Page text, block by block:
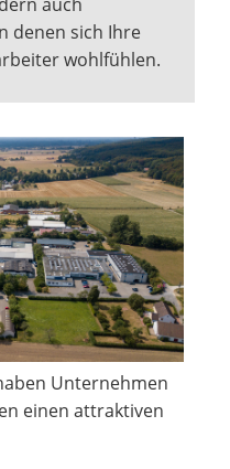
denen sich Ihre
wohlfühlen.
Unternehmen
einen attraktiven